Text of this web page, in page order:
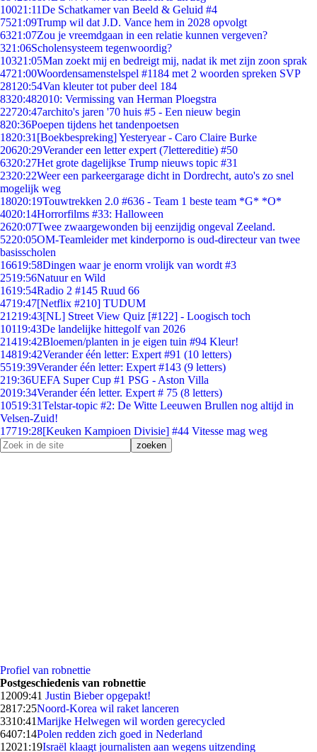
10021:11De Schatkamer van Beeld & Geluid #4
7521:09Trump wil dat J.D. Vance hem in 2028 opvolgt
6321:07Zou je vreemdgaan in een relatie kunnen vergeven?
321:06Scholensysteem tegenwoordig?
10321:05Man zoekt mij en bedreigt mij, nadat ik met zijn zoon sprak
4721:00Woordensamenstelspel #1184 met 2 woorden spreken SVP
281 20:54Van kleuter tot puber deel 184
8320:482010: Vermissing van Herman Ploegstra
22720:47archito's jaren '70 huis #5 - Een nieuw begin
820:36Poepen tijdens het tandenpoetsen
1820:31 [Boekbespreking] Yesteryear - Caro Claire Burke
20620:29Verander een letter expert (7lettereditie) #50
6320:27Het grote dagelijkse Trump nieuws topic #31
2320:22Weer een parkeergarage dicht in Dordrecht, auto's zo snel
mogelijk weg
18020:19Touwtrekken 2.0 #636 - Team 1 beste team *G* *O*
4020:14Horrorfilms #33: Halloween
2620:07Twee zwaargewonden bij eenzijdig ongeval Zeeland.
5220:05OM-Teamleider met kinderporno is oud-directeur van twee
basisscholen
16619:58Dingen waar je enorm vrolijk van wordt #3
2519:56Natuur en Wild
1619:54Radio 2 #145 Ruud 66
4719:47[Netflix #210] TUDUM
21219:43[NL] Street View Quiz [#122] - Loogisch toch
10119:43De landelijke hittegolf van 2026
21419:42Bloemen/planten in je eigen tuin #94 Kleur!
14819:42Verander één letter: Expert #91 (10 letters)
5519:39Verander één letter: Expert #143 (9 letters)
219:36UEFA Super Cup #1 PSG - Aston Villa
2019:34Verander één letter. Expert # 75 (8 letters)
10519:31Telstar-topic #2: De Witte Leeuwen Brullen nog altijd in
Velsen-Zuid!
17719:28[Keuken Kampioen Divisie] #44 Vitesse mag weg
Profiel van robnettie
Postgeschiedenis van robnettie
12009:41 Justin Bieber opgepakt!
2817:25Noord-Korea wil raket lanceren
3310:41Marijke Helwegen wil worden gerecycled
6407:14Polen redden zich goed in Nederland
12021:19Israël klaagt journalisten aan wegens uitzending